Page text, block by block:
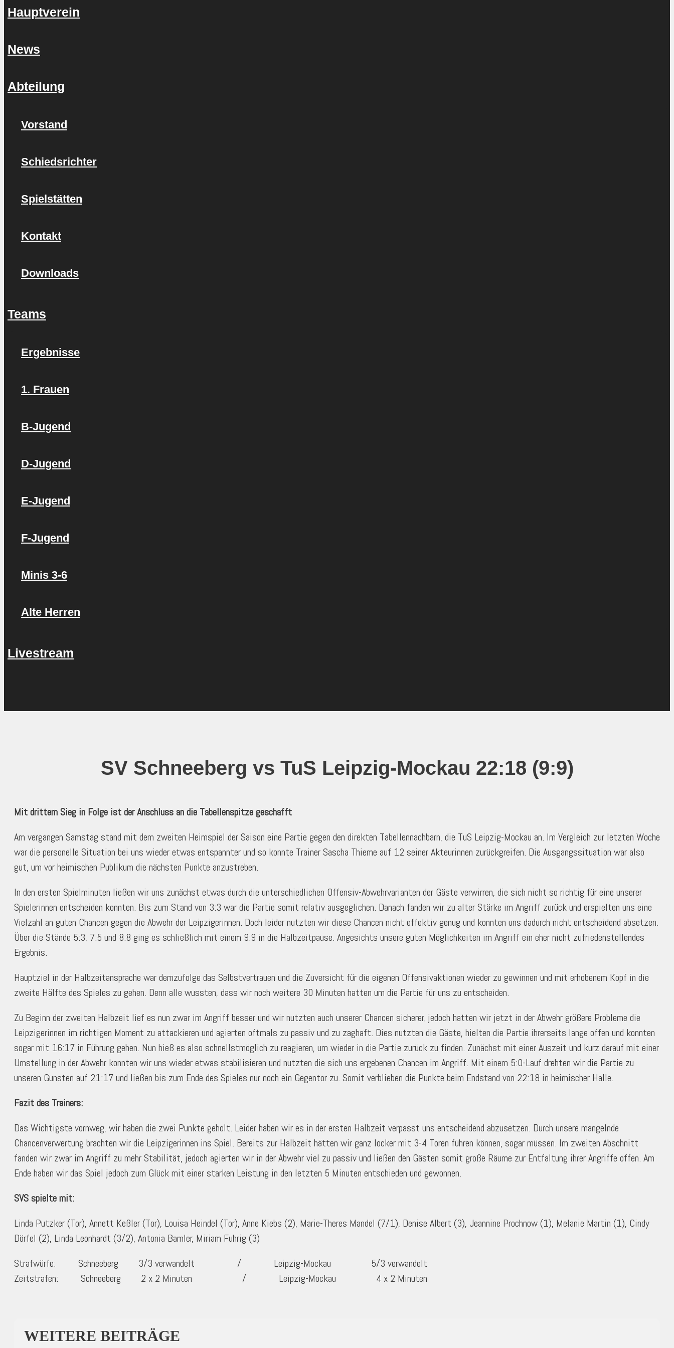
Hauptverein
News
Abteilung
Vorstand
Schiedsrichter
Spielstätten
Kontakt
Downloads
Teams
Ergebnisse
1. Frauen
B-Jugend
D-Jugend
E-Jugend
F-Jugend
Minis 3-6
Alte Herren
Livestream
SV Schneeberg vs TuS Leipzig-Mockau 22:18 (9:9)
Mit drittem Sieg in Folge ist der Anschluss an die Tabellenspitze geschafft
Am vergangen Samstag stand mit dem zweiten Heimspiel der Saison eine Partie gegen den direkten Tabellennachbarn, die TuS Leipzig-Mockau an. Im Vergleich zur letzten Woche
war die personelle Situation bei uns wieder etwas entspannter und so konnte Trainer Sascha Thieme auf 12 seiner Akteurinnen zurückgreifen. Die Ausgangssituation war also
gut, um vor heimischen Publikum die nächsten Punkte anzustreben.
In den ersten Spielminuten ließen wir uns zunächst etwas durch die unterschiedlichen Offensiv-Abwehrvarianten der Gäste verwirren, die sich nicht so richtig für eine unserer
Spielerinnen entscheiden konnten. Bis zum Stand von 3:3 war die Partie somit relativ ausgeglichen. Danach fanden wir zu alter Stärke im Angriff zurück und erspielten uns eine
Vielzahl an guten Chancen gegen die Abwehr der Leipzigerinnen. Doch leider nutzten wir diese Chancen nicht effektiv genug und konnten uns dadurch nicht entscheidend absetzen.
Über die Stände 5:3, 7:5 und 8:8 ging es schließlich mit einem 9:9 in die Halbzeitpause. Angesichts unsere guten Möglichkeiten im Angriff ein eher nicht zufriedenstellendes
Ergebnis.
Hauptziel in der Halbzeitansprache war demzufolge das Selbstvertrauen und die Zuversicht für die eigenen Offensivaktionen wieder zu gewinnen und mit erhobenem Kopf in die
zweite Hälfte des Spieles zu gehen. Denn alle wussten, dass wir noch weitere 30 Minuten hatten um die Partie für uns zu entscheiden.
Zu Beginn der zweiten Halbzeit lief es nun zwar im Angriff besser und wir nutzten auch unserer Chancen sicherer, jedoch hatten wir jetzt in der Abwehr größere Probleme die
Leipzigerinnen im richtigen Moment zu attackieren und agierten oftmals zu passiv und zu zaghaft. Dies nutzten die Gäste, hielten die Partie ihrerseits lange offen und konnten
sogar mit 16:17 in Führung gehen. Nun hieß es also schnellstmöglich zu reagieren, um wieder in die Partie zurück zu finden. Zunächst mit einer Auszeit und kurz darauf mit einer
Umstellung in der Abwehr konnten wir uns wieder etwas stabilisieren und nutzten die sich uns ergebenen Chancen im Angriff. Mit einem 5:0-Lauf drehten wir die Partie zu
unseren Gunsten auf 21:17 und ließen bis zum Ende des Spieles nur noch ein Gegentor zu. Somit verblieben die Punkte beim Endstand von 22:18 in heimischer Halle.
Fazit des Trainers:
Das Wichtigste vornweg, wir haben die zwei Punkte geholt. Leider haben wir es in der ersten Halbzeit verpasst uns entscheidend abzusetzen. Durch unsere mangelnde
Chancenverwertung brachten wir die Leipzigerinnen ins Spiel. Bereits zur Halbzeit hätten wir ganz locker mit 3-4 Toren führen können, sogar müssen. Im zweiten Abschnitt
fanden wir zwar im Angriff zu mehr Stabilität, jedoch agierten wir in der Abwehr viel zu passiv und ließen den Gästen somit große Räume zur Entfaltung ihrer Angriffe offen. Am
Ende haben wir das Spiel jedoch zum Glück mit einer starken Leistung in den letzten 5 Minuten entschieden und gewonnen.
SVS spielte mit:
Linda Putzker (Tor), Annett Keßler (Tor), Louisa Heindel (Tor), Anne Kiebs (2), Marie-Theres Mandel (7/1), Denise Albert (3), Jeannine Prochnow (1), Melanie Martin (1), Cindy
Dörfel (2), Linda Leonhardt (3/2), Antonia Bamler, Miriam Fuhrig (3)
Strafwürfe: Schneeberg 3/3 verwandelt / Leipzig-Mockau 5/3 verwandelt
Zeitstrafen: Schneeberg 2 x 2 Minuten / Leipzig-Mockau 4 x 2 Minuten
WEITERE BEITRÄGE